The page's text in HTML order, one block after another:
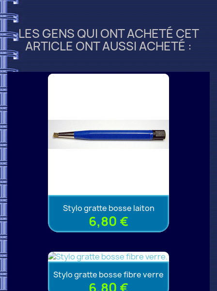
LES GENS QUI ONT ACHETÉ CET
ARTICLE ONT AUSSI ACHETÉ :
Stylo gratte bosse laiton
6,80 €
Stylo gratte bosse fibre verre